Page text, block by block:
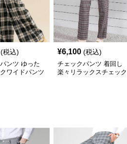
(税込)
ンツ ゆった
ワイドパンツ
¥6,100 (税込)
チェックパンツ 着回し
楽々リラックスチェック